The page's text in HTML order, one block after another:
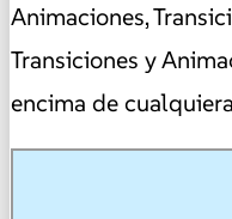
Animaciones,
Transiciones y
encima de